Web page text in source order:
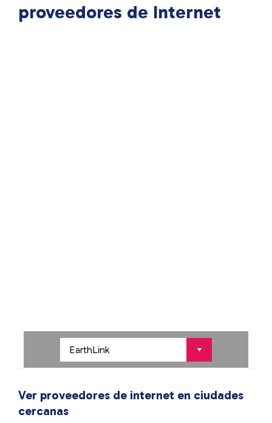
proveedores de Internet
Ver proveedores de internet en ciudades
cercanas